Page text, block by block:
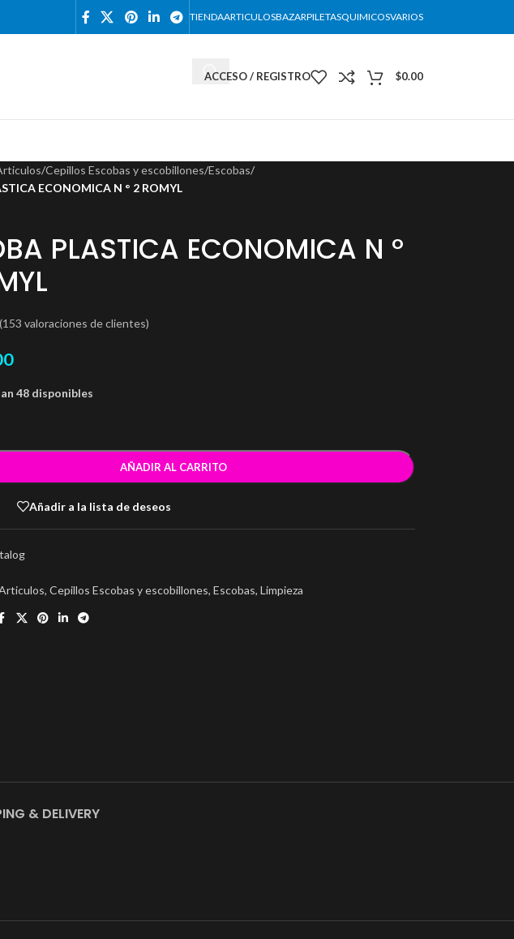
TIENDAARTICULOSBAZARPILETASQUIMICOSVARIOS
ACCESO / REGISTRO $0.00
/Cepillos Escobas y escobillones/Escobas/
ECONOMICA N ° 2 ROMYL
PLASTICA ECONOMICA N °
(153 valoraciones de clientes)
48 disponibles
AÑADIR AL CARRITO
Añadir a la lista de deseos
, Cepillos Escobas y escobillones, Escobas, Limpieza
& DELIVERY